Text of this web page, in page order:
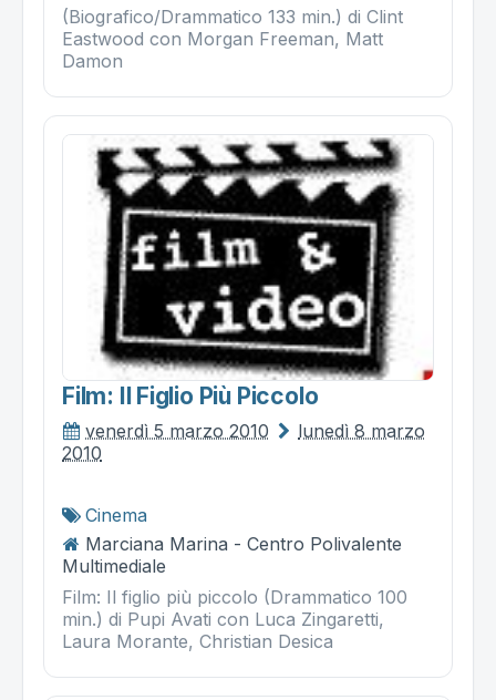
(Biografico/Drammatico 133 min.) di Clint
Eastwood con Morgan Freeman, Matt
Damon
Film: Il Figlio Più Piccolo
venerdì 5 marzo 2010
lunedì 8 marzo
2010
Cinema
Marciana Marina - Centro Polivalente
Multimediale
Film: Il figlio più piccolo (Drammatico 100
min.) di Pupi Avati con Luca Zingaretti,
Laura Morante, Christian Desica